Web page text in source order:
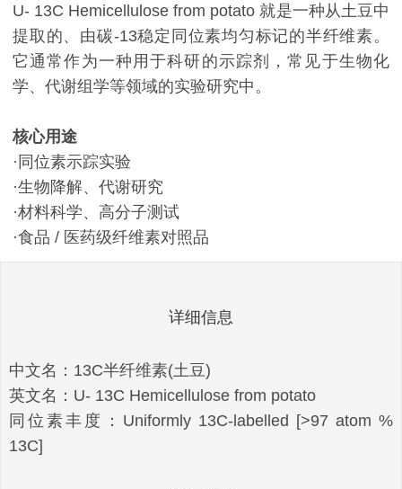
U- 13C Hemicellulose from potato 就是一种从土豆中
提取的、由碳-13稳定同位素均匀标记的半纤维素。
它通常作为一种用于科研的示踪剂，常见于生物化
学、代谢组学等领域的实验研究中。
核心用途
·同位素示踪实验
·生物降解、代谢研究
·材料科学、高分子测试
·食品 / 医药级纤维素对照品
详细信息
中文名：13C半纤维素(土豆)
英文名：U- 13C Hemicellulose from potato
同位素丰度：Uniformly 13C-labelled [>97 atom %
13C]